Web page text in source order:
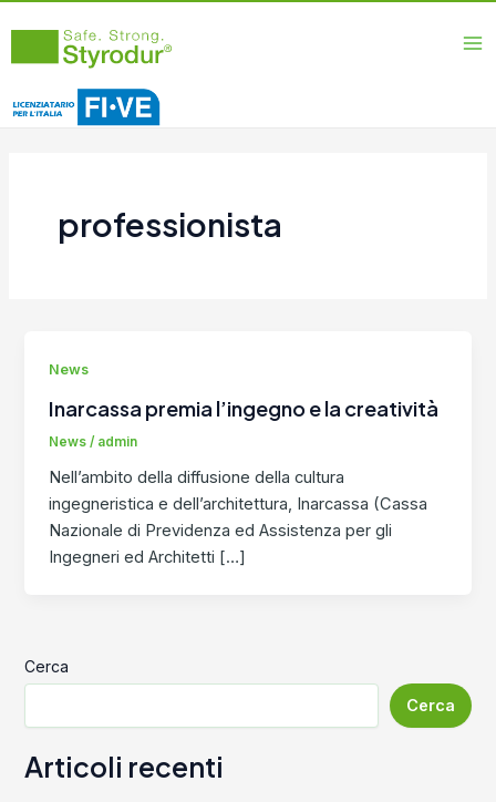
contenuto
professionista
News
Inarcassa premia l’ingegno e la creatività
News / admin
Nell’ambito della diffusione della cultura
ingegneristica e dell’architettura, Inarcassa (Cassa
Nazionale di Previdenza ed Assistenza per gli
Ingegneri ed Architetti […]
Cerca
Cerca
Articoli recenti